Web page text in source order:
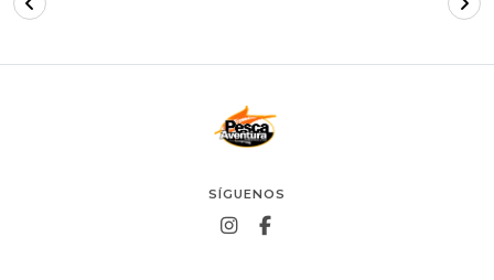
SÍGUENOS